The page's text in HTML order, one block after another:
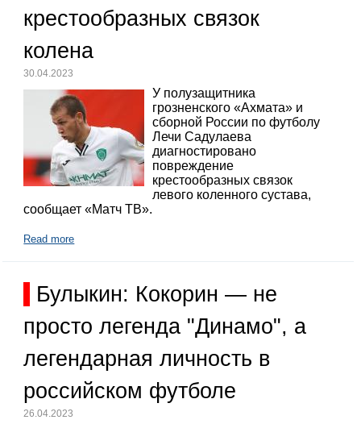
крестообразных связок
колена
30.04.2023
У полузащитника
грозненского «Ахмата» и
сборной России по футболу
Лечи Садулаева
диагностировано
повреждение
крестообразных связок
левого коленного сустава,
сообщает «Матч ТВ».
Read more
Булыкин: Кокорин — не
просто легенда "Динамо", а
легендарная личность в
российском футболе
26.04.2023